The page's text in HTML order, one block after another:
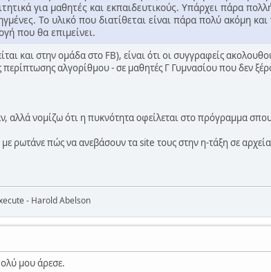
για μαθητές και εκπαιδευτικούς. Υπάρχει πάρα
Το υλικό που διατίθεται είναι πάρα πολύ ακόμη
που θα επιμείνει.
και στην ομάδα στο FB), είναι ότι οι συγγραφείς
αλγορίθμου - σε μαθητές Γ Γυμνασίου που δεν
αλλά νομίζω ότι η πυκνότητα οφείλεται στο πρόγραμμα
ρωτάνε πώς να ανεβάσουν τα site τους στην η-τάξη σε
- Harold Abelson
μου άρεσε.